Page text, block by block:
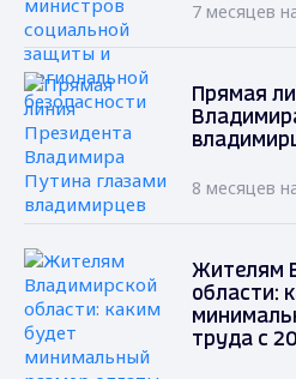
7 месяцев
Прямая
8 месяцев
Жителям
области:
труда с